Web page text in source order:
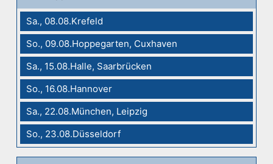
Sa., 08.08.Krefeld
So., 09.08.Hoppegarten, Cuxhaven
Sa., 15.08.Halle, Saarbrücken
So., 16.08.Hannover
Sa., 22.08.München, Leipzig
So., 23.08.Düsseldorf